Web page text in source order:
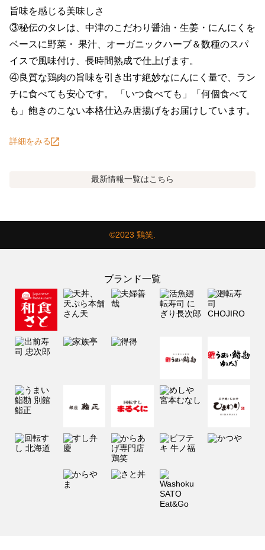
旨味を感じる美味しさ
③秘伝のタレは、中津のこだわり醤油・生姜・にんにくを
ベースに野菜・ 果汁、オーガニックハーブ＆数種のスパ
イスで風味付け、長時間熟成で仕上げます。
④良質な鶏肉の旨味を引き出す絶妙なにんにく量で、ラン
チに食べても安心です。 「いつ食べても」「何個食べて
も」飽きのこない本格仕込み唐揚げをお届けしています。
詳細をみる
最新情報一覧はこちら
©2023 鶏笑.
ブランド一覧